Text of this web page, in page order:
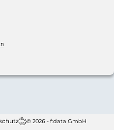
© 2026 - f:data GmbH